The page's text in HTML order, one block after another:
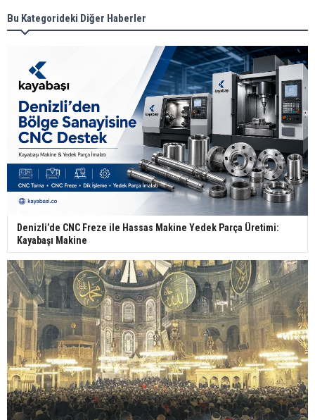
Bu Kategorideki Diğer Haberler
Denizli’de CNC Freze ile Hassas Makine Yedek Parça Üretimi:
Kayabaşı Makine